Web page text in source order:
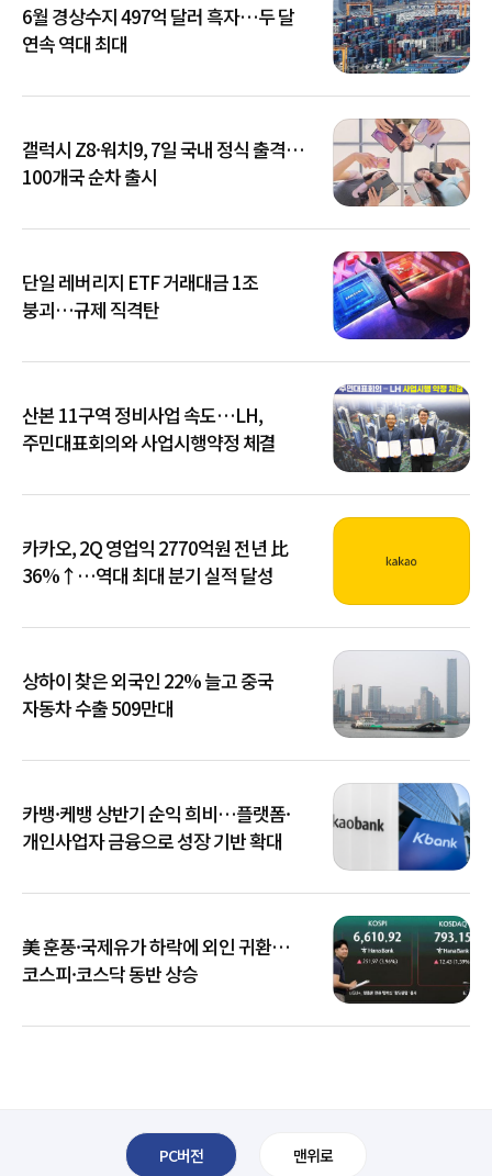
6월 경상수지 497억 달러 흑자…두 달
연속 역대 최대
갤럭시 Z8·워치9, 7일 국내 정식 출격…
100개국 순차 출시
단일 레버리지 ETF 거래대금 1조
붕괴…규제 직격탄
산본 11구역 정비사업 속도…LH,
주민대표회의와 사업시행약정 체결
카카오, 2Q 영업익 2770억원 전년 比
36%↑…역대 최대 분기 실적 달성
상하이 찾은 외국인 22% 늘고 중국
자동차 수출 509만대
카뱅·케뱅 상반기 순익 희비…플랫폼·
개인사업자 금융으로 성장 기반 확대
美 훈풍·국제유가 하락에 외인 귀환…
코스피·코스닥 동반 상승
PC버전 맨위로